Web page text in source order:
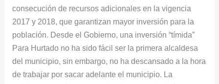
consecución de recursos adicionales en la vigencia
2017 y 2018, que garantizan mayor inversión para la
población. Desde el Gobierno, una inversión “tímida”
Para Hurtado no ha sido fácil ser la primera alcaldesa
del municipio, sin embargo, no ha descansado a la hora
de trabajar por sacar adelante el municipio. La